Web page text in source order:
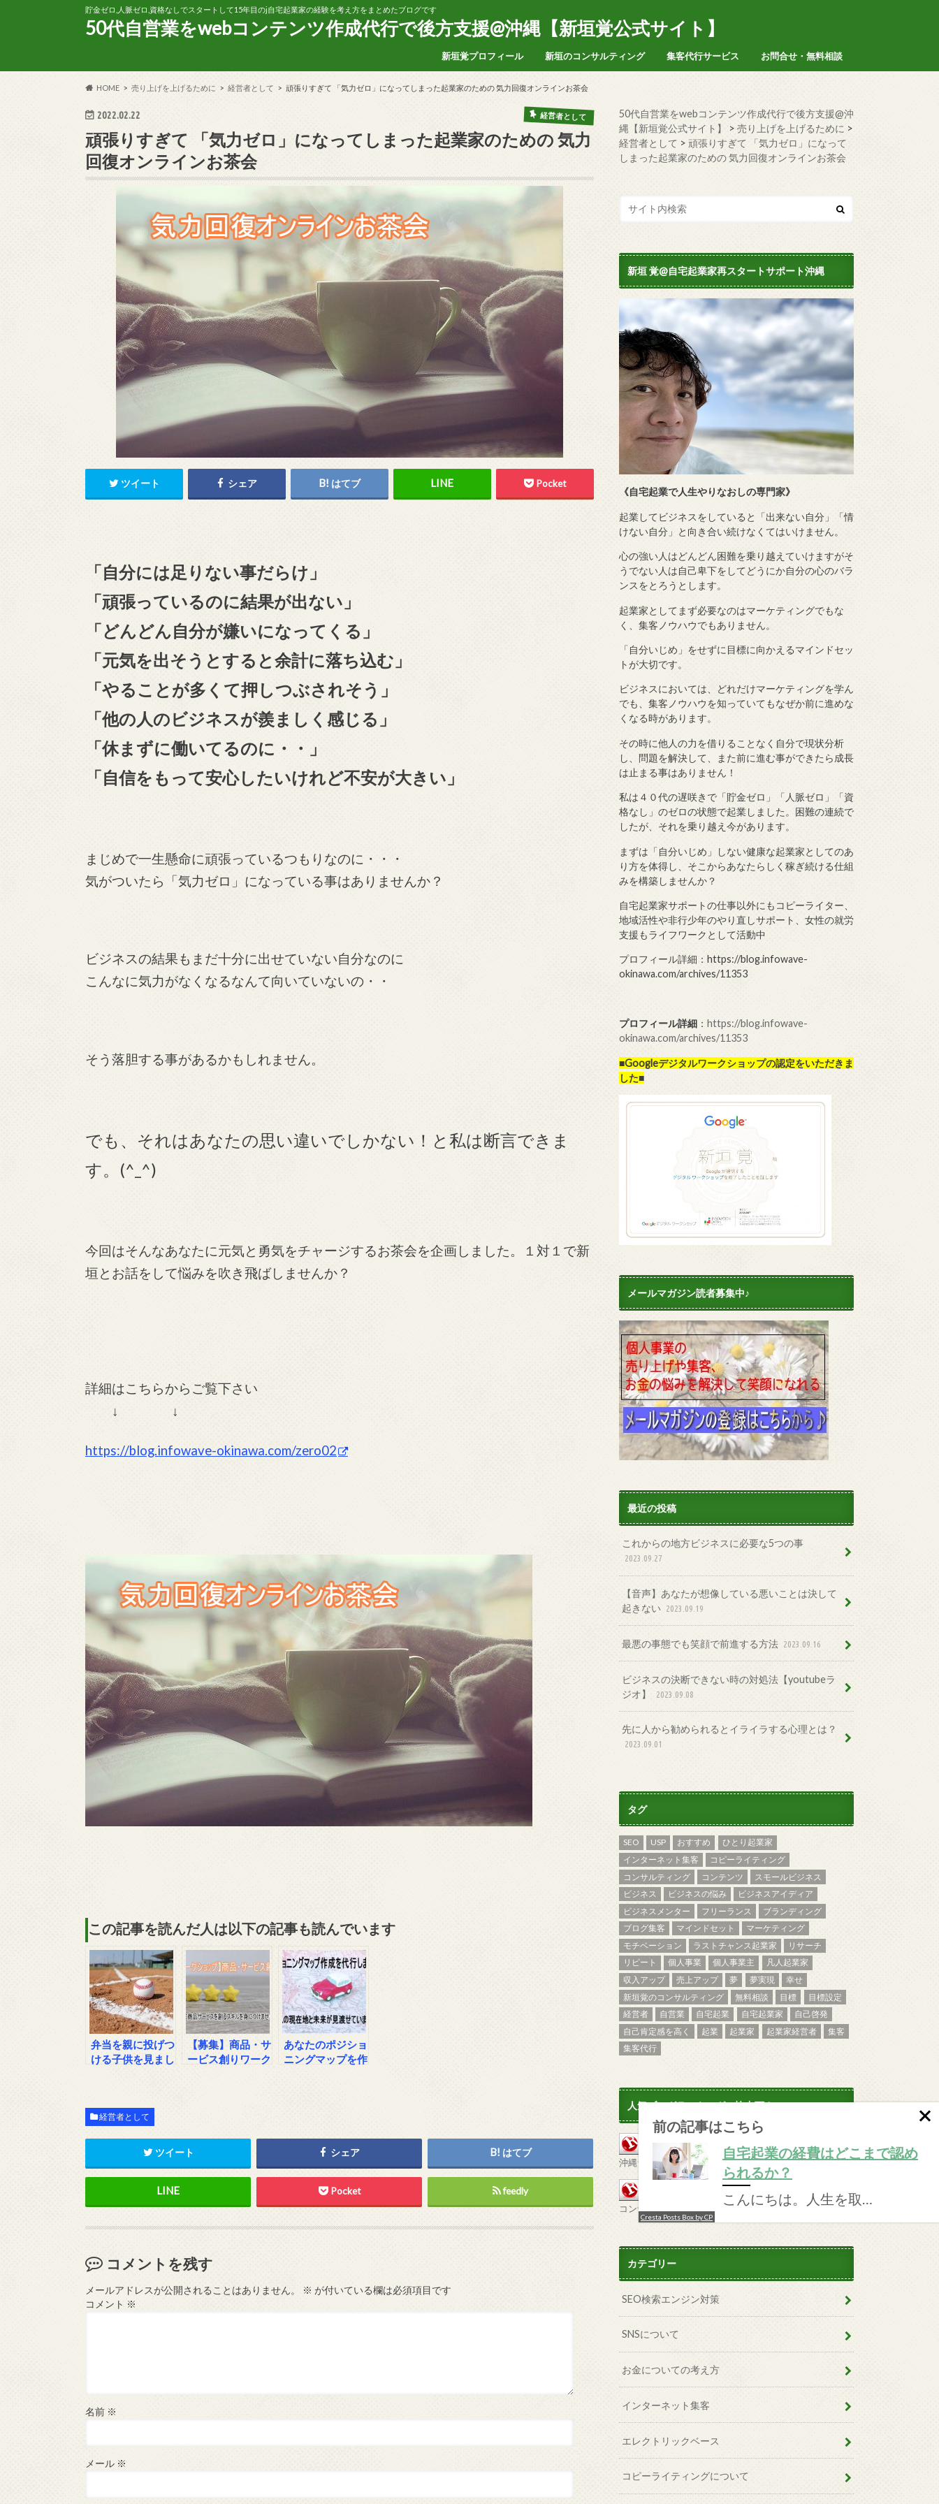
貯金ゼロ,人脈ゼロ,資格なしでスタートして15年目のj自宅起業家の経験を考え方をまとめたブログです
50代自営業をwebコンテンツ作成代行で後方支援@沖縄【新垣覚公式サイト】
新垣覚プロフィール 新垣のコンサルティング 集客代行サービス お問合せ・無料相談
HOME 売り上げを上げるために 経営者として 頑張りすぎて 「気力ゼロ」になってしまった起業家のための 気力回復オンラインお茶会
2022.02.22 経営者として
頑張りすぎて 「気力ゼロ」になってしまった起業家のための 気力
回復オンラインお茶会
ツイート シェア はてブ Pocket
「自分には足りない事だらけ」
「頑張っているのに結果が出ない」
「どんどん自分が嫌いになってくる」
「元気を出そうとすると余計に落ち込む」
「やることが多くて押しつぶされそう」
「他の人のビジネスが羨ましく感じる」
「休まずに働いてるのに・・」
「自信をもって安心したいけれど不安が大きい」
まじめで一生懸命に頑張っているつもりなのに・・・
気がついたら「気力ゼロ」になっている事はありませんか？
ビジネスの結果もまだ十分に出せていない自分なのに
こんなに気力がなくなるなんて向いていないの・・
そう落胆する事があるかもしれません。
でも、それはあなたの思い違いでしかない！と私は断言できま
す。(^_^)
今回はそんなあなたに元気と勇気をチャージするお茶会を企画しました。１対１で新
垣とお話をして悩みを吹き飛ばしませんか？
詳細はこちらからご覧下さい
↓ ↓
https://blog.infowave-okinawa.com/zero02
この記事を読んだ人は以下の記事も読んでいます
弁当を親に投げつ
ける子供を見まし
【募集】商品・サ
ービス創りワーク
あなたのポジショ
ニングマップを作
経営者として
ツイート シェア はてブ
Pocket feedly
コメントを残す
メールアドレスが公開されることはありません。 ※ が付いている欄は必須項目です
コメント ※
名前 ※
メール ※
50代自営業をwebコンテンツ作成代行で後方支援@沖
縄【新垣覚公式サイト】
> 売り上げを上げるために >
経営者として > 頑張りすぎて 「気力ゼロ」になって
しまった起業家のための 気力回復オンラインお茶会
新垣 覚@自宅起業家再スタートサポート沖縄
《自宅起業で人生やりなおしの専門家》
起業してビジネスをしていると「出来ない自分」「情
けない自分」と向き合い続けなくてはいけません。
心の強い人はどんどん困難を乗り越えていけますがそ
うでない人は自己卑下をしてどうにか自分の心のバラ
ンスをとろうとします。
起業家としてまず必要なのはマーケティングでもな
く、集客ノウハウでもありません。
「自分いじめ」をせずに目標に向かえるマインドセッ
トが大切です。
ビジネスにおいては、どれだけマーケティングを学ん
でも、集客ノウハウを知っていてもなぜか前に進めな
くなる時があります。
その時に他人の力を借りることなく自分で現状分析
し、問題を解決して、また前に進む事ができたら成長
は止まる事はありません！
私は４０代の遅咲きで「貯金ゼロ」「人脈ゼロ」「資
格なし」のゼロの状態で起業しました。困難の連続で
したが、それを乗り越え今があります。
まずは「自分いじめ」しない健康な起業家としてのあ
り方を体得し、そこからあなたらしく稼ぎ続ける仕組
みを構築しませんか？
自宅起業家サポートの仕事以外にもコピーライター、
地域活性や非行少年のやり直しサポート、女性の就労
支援もライフワークとして活動中
プロフィール詳細：https://blog.infowave-
okinawa.com/archives/11353
プロフィール詳細 ： https://blog.infowave-
okinawa.com/archives/11353
■Googleデジタルワークショップの認定をいただきま
した■
メールマガジン読者募集中♪
最近の投稿
これからの地方ビジネスに必要な5つの事
2023.09.27
【音声】あなたが想像している悪いことは決して
起きない
2023.09.19
最悪の事態でも笑顔で前進する方法 2023.09.16
ビジネスの決断できない時の対処法【youtubeラ
ジオ】
2023.09.08
先に人から勧められるとイライラする心理とは？
2023.09.01
タグ
SEO USP おすすめ
ひとり起業家
インターネット集客
コピーライティング
コンサルティング
コンテンツ
スモールビジネス
ビジネス
ビジネスの悩み
ビジネスアイディア
ビジネスメンター
フリーランス
ブランディング
ブログ集客
マインドセット
マーケティング
モチベーション
ラストチャンス起業家
リサーチ
リピート
個人事業 個人事業主
凡人起業家
収入アップ
売上アップ 夢 夢実現
幸せ
新垣覚のコンサルティング
無料相談 目標
目標設定
経営者
自営業 自宅起業 自宅起業家
自己啓発
自己肯定感を高く
起業 起業家 起業家経営者
集客
集客代行
人気ブログランキングご協力下さい♪
沖縄ランキング
コンサルタントランキング
カテゴリー
SEO検索エンジン対策
SNSについて
お金についての考え方
インターネット集客
エレクトリックベース
コピーライティングについて
前の記事はこちら
自宅起業の経費はどこまで認め
られるか？
こんにちは。人生を取…
Cresta Posts Box by CP